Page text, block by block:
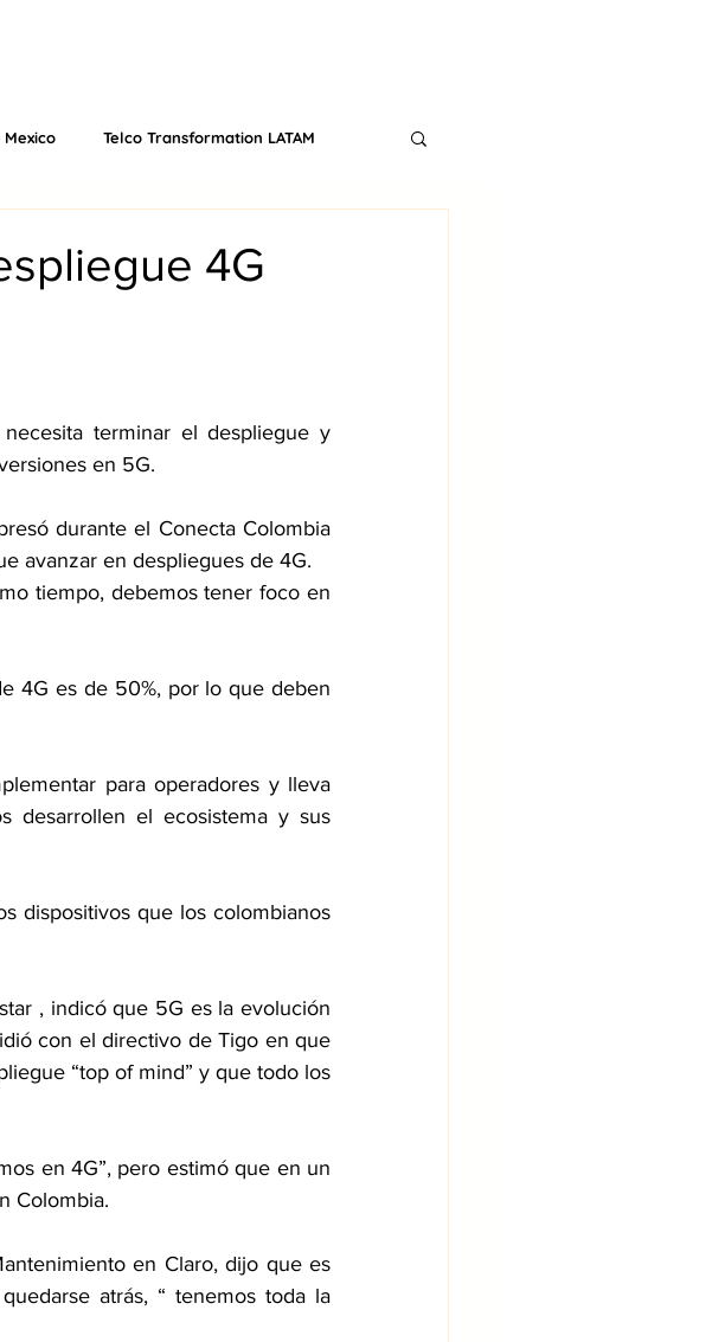
Telco Transformation LATAM
4G
terminar el despliegue y
en 5G.
durante el Conecta Colombia
avanzar en despliegues de 4G.
tiempo, debemos tener foco en
4G es de 50%, por lo que deben
para operadores y lleva
desarrollen el ecosistema y sus
dispositivos que los colombianos
, indicó que 5G es la evolución
con el directivo de Tigo en que
“top of mind” y que todo los
en 4G”, pero estimó que en un
Colombia.
en Claro, dijo que es
atrás, “ tenemos toda la